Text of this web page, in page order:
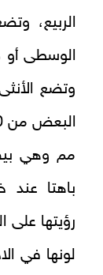
الربيع،
الوسطى أو
مم وهي
باهتا
رؤيتها على
لونها في